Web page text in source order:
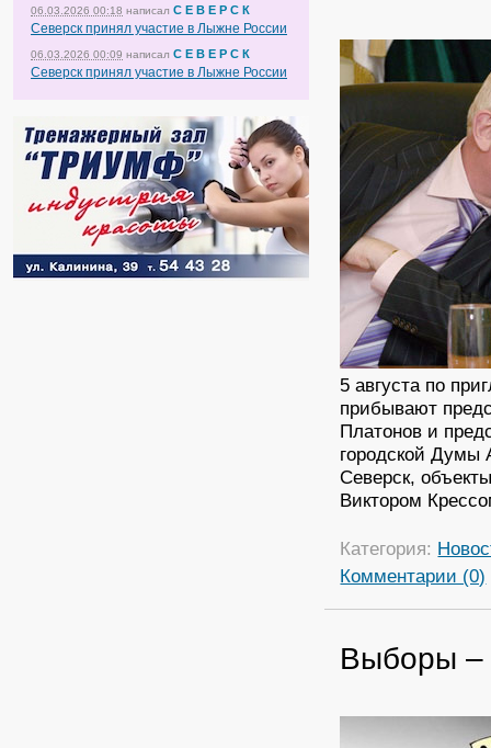
06.03.2026 00:18 написал С Е В Е Р С К
Северск принял участие в Лыжне России
06.03.2026 00:09 написал С Е В Е Р С К
Северск принял участие в Лыжне России
5 августа по
прибывают
Платонов и
городской Думы
Северск,
Виктором
Категория:
Комментарии (0)
Выборы –